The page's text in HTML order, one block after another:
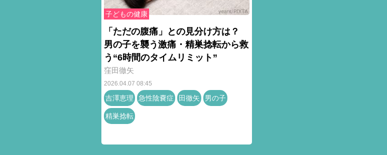
子どもの健康
「ただの腹痛」との見分け方は？
男の子を襲う激痛・精巣捻転から救
う“6時間のタイムリミット”
窪田徹矢
2026.04.07 08:45
吉澤恵理 急性陰嚢症 田徹矢 男の子
精巣捻転